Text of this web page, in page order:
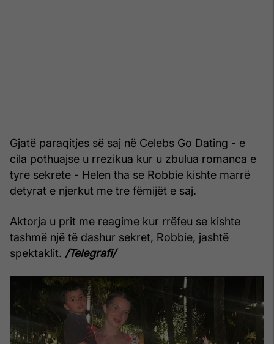
Gjatë paraqitjes së saj në Celebs Go Dating - e
cila pothuajse u rrezikua kur u zbulua romanca e
tyre sekrete - Helen tha se Robbie kishte marrë
detyrat e njerkut me tre fëmijët e saj.
Aktorja u prit me reagime kur rrëfeu se kishte
tashmë një të dashur sekret, Robbie, jashtë
spektaklit. /Telegrafi/